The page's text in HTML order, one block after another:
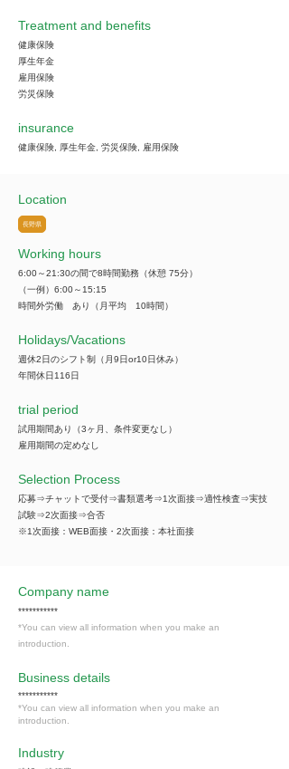
Treatment and benefits
健康保険
厚生年金
雇用保険
労災保険
insurance
健康保険, 厚生年金, 労災保険, 雇用保険
Location
長野県
Working hours
6:00～21:30の間で8時間勤務（休憩 75分）
（一例）6:00～15:15
時間外労働 あり（月平均 10時間）
​Holidays/Vacations
週休2日のシフト制（月9日or10日休み）
年間休日116日
trial period
試用期間あり（3ヶ月、条件変更なし）
雇用期間の定めなし
Selection Process
応募⇒チャットで受付⇒書類選考⇒1次面接⇒適性検査⇒実技
試験⇒2次面接⇒合否
※1次面接：WEB面接・2次面接：本社面接
Company name
***********
*You can view all information when you make an
introduction.
​Business details
***********
*You can view all information when you make an
introduction.
Industry